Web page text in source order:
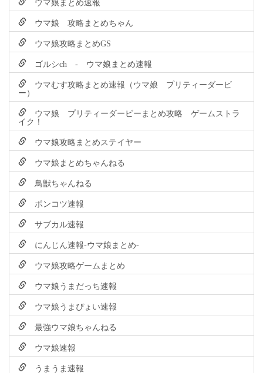
ウマ娘 攻略まとめちゃん
ウマ娘攻略まとめGS
ゴルシch - ウマ娘まとめ速報
ウマむす攻略まとめ速報（ウマ娘 プリティーダービ
ー）
ウマ娘 プリティーダービーまとめ攻略 ゲームストラ
イク！
ウマ娘攻略まとめステイヤー
ウマ娘まとめちゃんねる
鳥獣ちゃんねる
ポンコツ速報
サブカル速報
にんじん速報-ウマ娘まとめ-
ウマ娘攻略ゲームまとめ
ウマ娘うまだっち速報
ウマ娘うまぴょい速報
最強ウマ娘ちゃんねる
ウマ娘速報
うまうま速報